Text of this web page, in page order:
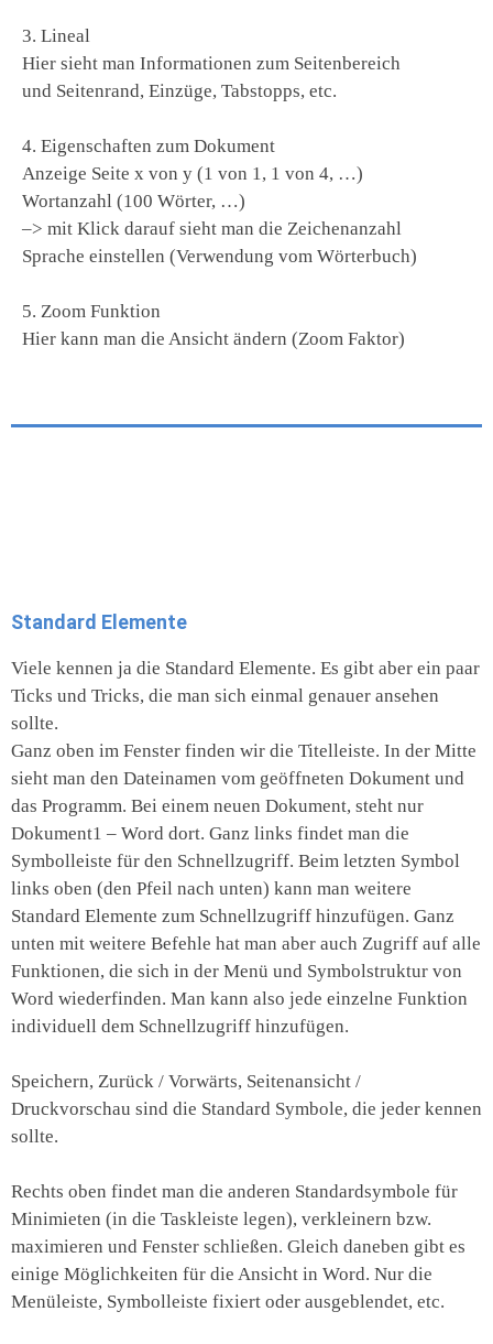
3. Lineal
Hier sieht man Informationen zum Seitenbereich
und Seitenrand, Einzüge, Tabstopps, etc.
4. Eigenschaften zum Dokument
Anzeige Seite x von y (1 von 1, 1 von 4, …)
Wortanzahl (100 Wörter, …)
–> mit Klick darauf sieht man die Zeichenanzahl
Sprache einstellen (Verwendung vom Wörterbuch)
5. Zoom Funktion
Hier kann man die Ansicht ändern (Zoom Faktor)
Standard Elemente
Viele kennen ja die Standard Elemente. Es gibt aber ein paar
Ticks und Tricks, die man sich einmal genauer ansehen
sollte.
Ganz oben im Fenster finden wir die Titelleiste. In der Mitte
sieht man den Dateinamen vom geöffneten Dokument und
das Programm. Bei einem neuen Dokument, steht nur
Dokument1 – Word dort. Ganz links findet man die
Symbolleiste für den Schnellzugriff. Beim letzten Symbol
links oben (den Pfeil nach unten) kann man weitere
Standard Elemente zum Schnellzugriff hinzufügen. Ganz
unten mit weitere Befehle hat man aber auch Zugriff auf alle
Funktionen, die sich in der Menü und Symbolstruktur von
Word wiederfinden. Man kann also jede einzelne Funktion
individuell dem Schnellzugriff hinzufügen.
Speichern, Zurück / Vorwärts, Seitenansicht /
Druckvorschau sind die Standard Symbole, die jeder kennen
sollte.
Rechts oben findet man die anderen Standardsymbole für
Minimieten (in die Taskleiste legen), verkleinern bzw.
maximieren und Fenster schließen. Gleich daneben gibt es
einige Möglichkeiten für die Ansicht in Word. Nur die
Menüleiste, Symbolleiste fixiert oder ausgeblendet, etc.